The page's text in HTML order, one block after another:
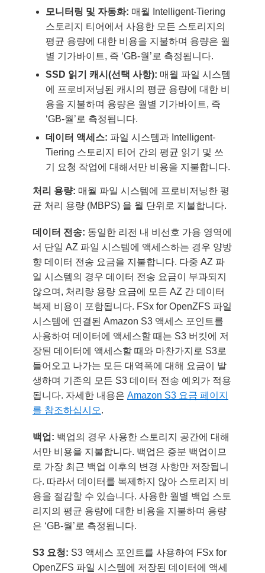
모니터링 및 자동화: 매월 Intelligent-Tiering
스토리지 티어에서 사용한 모든 스토리지의
평균 용량에 대한 비용을 지불하며 용량은 월
별 기가바이트, 즉 ‘GB-월’로 측정됩니다.
SSD 읽기 캐시(선택 사항): 매월 파일 시스템
에 프로비저닝된 캐시의 평균 용량에 대한 비
용을 지불하며 용량은 월별 기가바이트, 즉
‘GB-월’로 측정됩니다.
데이터 액세스: 파일 시스템과 Intelligent-
Tiering 스토리지 티어 간의 평균 읽기 및 쓰
기 요청 작업에 대해서만 비용을 지불합니다.
처리 용량: 매월 파일 시스템에 프로비저닝한 평
균 처리 용량 (MBPS) 을 월 단위로 지불합니다.
데이터 전송: 동일한 리전 내 비선호 가용 영역에
서 단일 AZ 파일 시스템에 액세스하는 경우 양방
향 데이터 전송 요금을 지불합니다. 다중 AZ 파
일 시스템의 경우 데이터 전송 요금이 부과되지
않으며, 처리량 용량 요금에 모든 AZ 간 데이터
복제 비용이 포함됩니다. FSx for OpenZFS 파일
시스템에 연결된 Amazon S3 액세스 포인트를
사용하여 데이터에 액세스할 때는 S3 버킷에 저
장된 데이터에 액세스할 때와 마찬가지로 S3로
들어오고 나가는 모든 대역폭에 대해 요금이 발
생하며 기존의 모든 S3 데이터 전송 예외가 적용
됩니다. 자세한 내용은 Amazon S3 요금 페이지
를 참조하십시오.
백업: 백업의 경우 사용한 스토리지 공간에 대해
서만 비용을 지불합니다. 백업은 증분 백업이므
로 가장 최근 백업 이후의 변경 사항만 저장됩니
다. 따라서 데이터를 복제하지 않아 스토리지 비
용을 절감할 수 있습니다. 사용한 월별 백업 스토
리지의 평균 용량에 대한 비용을 지불하며 용량
은 ‘GB-월’로 측정됩니다.
S3 요청: S3 액세스 포인트를 사용하여 FSx for
OpenZFS 파일 시스템에 저장된 데이터에 액세